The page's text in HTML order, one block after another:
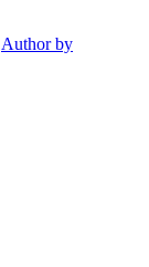
Author by